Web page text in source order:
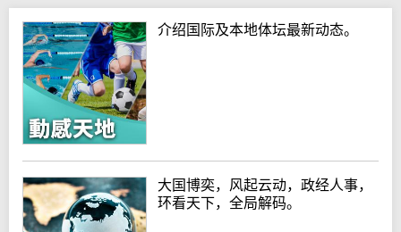
介绍国际及本地体坛最新动态。
大国博奕，风起云动，政经人事，
环看天下，全局解码。